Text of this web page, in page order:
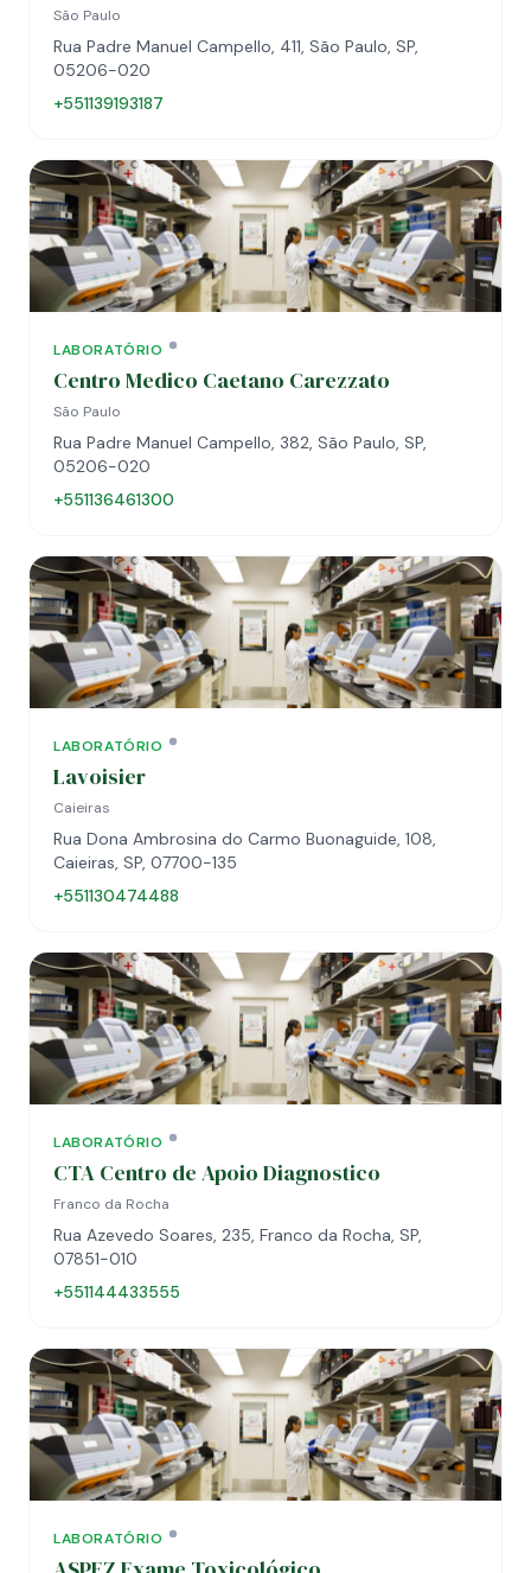
São Paulo
Rua Padre Manuel Campello, 411, São Paulo, SP,
05206-020
+551139193187
LABORATÓRIO
Centro Medico Caetano Carezzato
São Paulo
Rua Padre Manuel Campello, 382, São Paulo, SP,
05206-020
+551136461300
LABORATÓRIO
Lavoisier
Caieiras
Rua Dona Ambrosina do Carmo Buonaguide, 108,
Caieiras, SP, 07700-135
+551130474488
LABORATÓRIO
CTA Centro de Apoio Diagnostico
Franco da Rocha
Rua Azevedo Soares, 235, Franco da Rocha, SP,
07851-010
+551144433555
LABORATÓRIO